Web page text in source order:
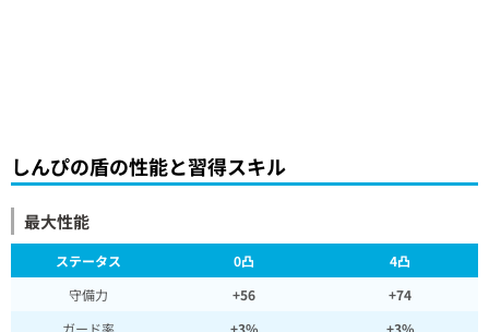
しんぴの盾の性能と習得スキル
最大性能
ステータス 0凸
4凸
守備力
+56
+74
ガード率
+3% +3%